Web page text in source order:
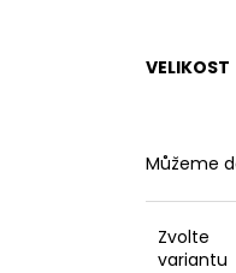
VELIKOST
Můžeme
Zvolte
variantu
PETROLEJOVÉ, LES
500 Kč